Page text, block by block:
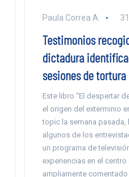
Paula Correa A.
Testimonios
dictadura
sesiones de tortura
Este libro “El despertar
el origen del exterminio
topic la semana pasada,
algunos de los
un programa de
experiencias en el
ampliamente